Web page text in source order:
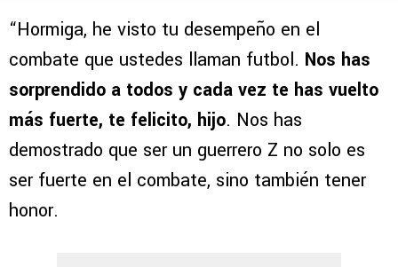
“Hormiga, he visto tu desempeño en el
combate que ustedes llaman futbol. Nos has
sorprendido a todos y cada vez te has vuelto
más fuerte, te felicito, hijo. Nos has
demostrado que ser un guerrero Z no solo es
ser fuerte en el combate, sino también tener
honor.